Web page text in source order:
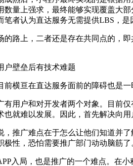
数量上强求，最终能够实现覆盖大
者认为直达服务无需提供LBS，
上，二者还是存在共同点的，即
壁垒后有技术难题
亘在直达服务面前的障碍也是一
户和对开发者两个对象。目前仅
就难以发展。因此，首先解决向用
广难点在于怎么让他们知道并了
性，恐怕需要推广部门动动脑筋了
局，也是推广的一个难点。在小